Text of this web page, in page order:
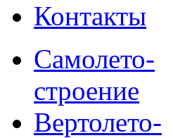
Контакты
Самолето-
строение
Вертолето-